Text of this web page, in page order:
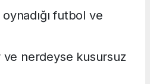
oynadığı futbol ve
nerdeyse kusursuz